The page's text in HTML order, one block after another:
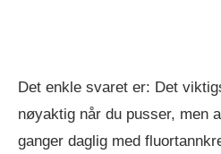
Det enkle svaret er: Det
nøyaktig når du pusser, men
ganger daglig med